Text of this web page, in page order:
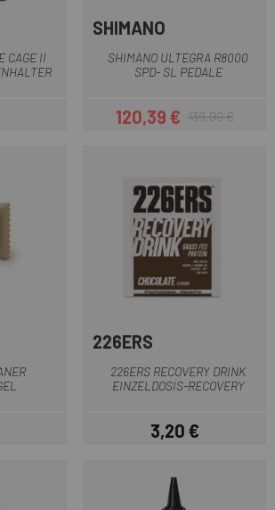
CAGE II
SHIMANO
SHIMANO ULTEGRA R8000
SPD- SL PEDALE
Preis
120,39 €Regulärer Preis
139,99 €
226ERS
226ERS RECOVERY DRINK
EINZELDOSIS-RECOVERY
Preis
3,20 €